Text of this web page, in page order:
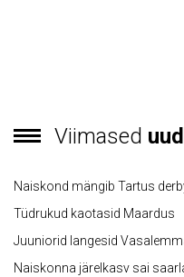
Viimased
Naiskond mängib Tartus
Tüdrukud kaotasid Maardus
Juuniorid langesid
Naiskonna järelkasv sai